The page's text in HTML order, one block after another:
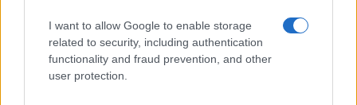
I want to allow Google to enable storage
related to security, including authentication
functionality and fraud prevention, and other
user protection.